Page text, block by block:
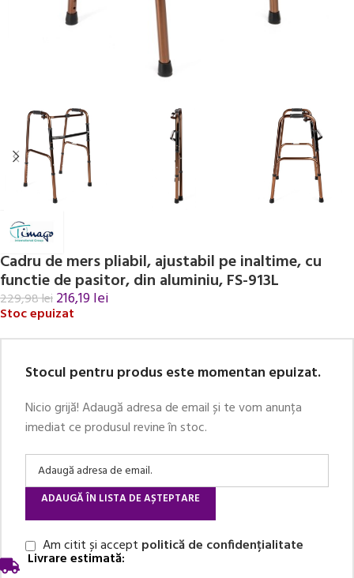
Cadru de mers pliabil, ajustabil pe inaltime, cu
functie de pasitor, din aluminiu, FS-913L
229,98lei216,19lei
Stoc epuizat
Stocul pentru produs este momentan epuizat.
Nicio grijă! Adaugă adresa de email și te vom anunța
imediat ce produsul revine în stoc.
ADAUGĂ ÎN LISTA DE AȘTEPTARE
Am citit și accept politică de confidențialitate
Livrare estimată: